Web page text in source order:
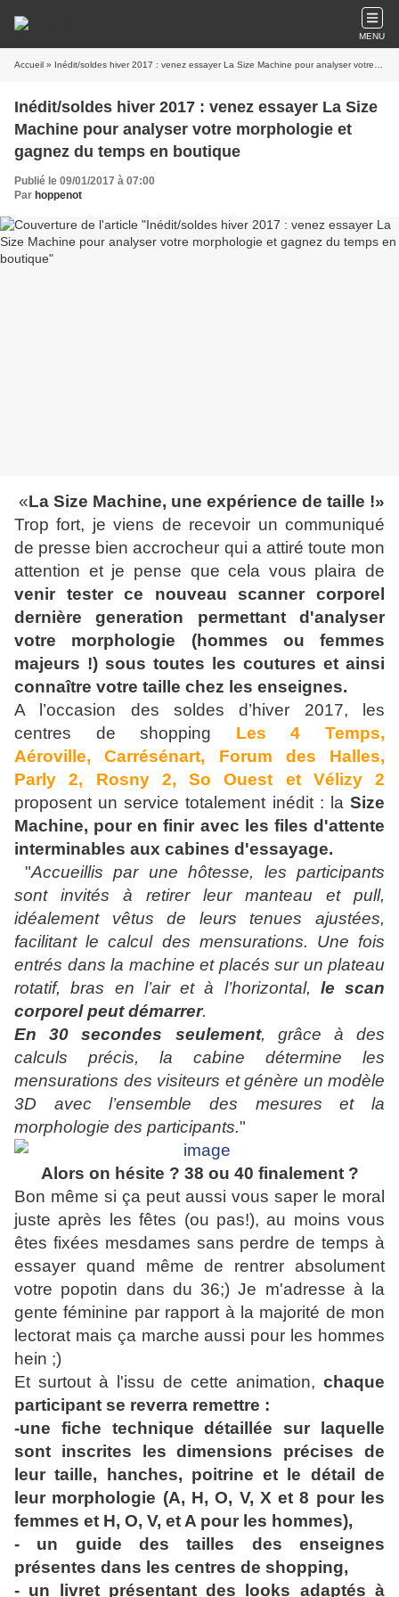
MENU
Accueil » Inédit/soldes hiver 2017 : venez essayer La Size Machine pour analyser votre morphologie et gagnez du temps en boutique
Inédit/soldes hiver 2017 : venez essayer La Size
Machine pour analyser votre morphologie et
gagnez du temps en boutique
Publié le 09/01/2017 à 07:00
Par hoppenot
«La Size Machine, une expérience de taille !»
Trop fort, je viens de recevoir un communiqué
de presse bien accrocheur qui a attiré toute mon
attention et je pense que cela vous plaira de
venir tester ce nouveau scanner corporel
dernière generation permettant d'analyser
votre morphologie (hommes ou femmes
majeurs !) sous toutes les coutures et ainsi
connaître votre taille chez les enseignes.
A l’occasion des soldes d’hiver 2017, les
centres de shopping Les 4 Temps,
Aéroville, Carrésénart, Forum des Halles,
Parly 2, Rosny 2, So Ouest et Vélizy 2
proposent un service totalement inédit : la Size
Machine, pour en finir avec les files d'attente
interminables aux cabines d'essayage.
"Accueillis par une hôtesse, les participants
sont invités à retirer leur manteau et pull,
idéalement vêtus de leurs tenues ajustées,
facilitant le calcul des mensurations. Une fois
entrés dans la machine et placés sur un plateau
rotatif, bras en l’air et à l’horizontal, le scan
corporel peut démarrer.
En 30 secondes seulement, grâce à des
calculs précis, la cabine détermine les
mensurations des visiteurs et génère un modèle
3D avec l’ensemble des mesures et la
morphologie des participants."
Alors on hésite ? 38 ou 40 finalement ?
Bon même si ça peut aussi vous saper le moral
juste après les fêtes (ou pas!), au moins vous
êtes fixées mesdames sans perdre de temps à
essayer quand même de rentrer absolument
votre popotin dans du 36;) Je m'adresse à la
gente féminine par rapport à la majorité de mon
lectorat mais ça marche aussi pour les hommes
hein ;)
Et surtout à l'issu de cette animation, chaque
participant se reverra remettre :
-une fiche technique détaillée sur laquelle
sont inscrites les dimensions précises de
leur taille, hanches, poitrine et le détail de
leur morphologie (A, H, O, V, X et 8 pour les
femmes et H, O, V, et A pour les hommes),
- un guide des tailles des enseignes
présentes dans les centres de shopping,
- un livret présentant des looks adaptés à